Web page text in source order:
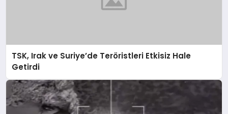
TSK, Irak ve Suriye’de Teröristleri Etkisiz Hale
Getirdi